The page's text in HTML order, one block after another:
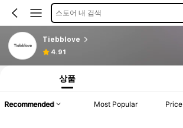
스토어 내 검색
Tiebblove
4.91
상품
Recommended Most Popular Price